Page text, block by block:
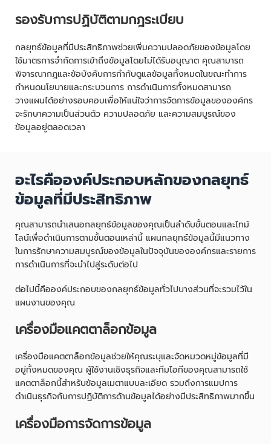
รองรับการปฏิบัติตามกฎระเบียบ
กลยุทธ์ข้อมูลที่มีประสิทธิภาพช่วยเพิ่มความปลอดภัยของข้อมูลโดย
ใช้มาตรการจำกัดการเข้าถึงข้อมูลโดยไม่ได้รับอนุญาต คุณสามารถ
พิจารณากฎและข้อบังคับการกำกับดูแลข้อมูลทั้งหมดในขณะทำการ
กำหนดนโยบายและกระบวนการ การดำเนินการทั้งหมดสามารถ
วางแผนได้อย่างรอบคอบเพื่อให้แน่ใจว่าการจัดการข้อมูลขององค์กร
จะรักษาความเป็นส่วนตัว ความปลอดภัย และความสมบูรณ์ของ
ข้อมูลอยู่ตลอดเวลา
อะไรคือองค์ประกอบหลักของกลยุทธ์
ข้อมูลที่มีประสิทธิภาพ
คุณสามารถนำเสนอกลยุทธ์ข้อมูลของคุณเป็นลำดับขั้นตอนและไทม์
ไลน์เพื่อดำเนินการตามขั้นตอนเหล่านี้ แผนกลยุทธ์ข้อมูลนี้มีแนวทาง
ในการรักษาความสมบูรณ์ของข้อมูลในปัจจุบันขององค์กรและรายการ
การดำเนินการที่จะนำไปสู่ระดับต่อไป
ต่อไปนี้คือองค์ประกอบของกลยุทธ์ข้อมูลทั่วไปบางส่วนที่จะรวมไว้ใน
แผนงานของคุณ
เครื่องมือแคตตาล็อกข้อมูล
เครื่องมือแคตตาล็อกข้อมูลช่วยให้คุณระบุและจัดหมวดหมู่ข้อมูลที่มี
อยู่ทั้งหมดของคุณ ผู้ใช้งานเชิงธุรกิจและทีมไอทีของคุณสามารถใช้
แคตตาล็อกนี้สำหรับข้อมูลเมตาแบบละเอียด รวมถึงการแมปการ
ดำเนินธุรกิจกับการปฏิบัติการด้านข้อมูลได้อย่างมีประสิทธิภาพมากขึ้น
เครื่องมือการจัดการข้อมูล